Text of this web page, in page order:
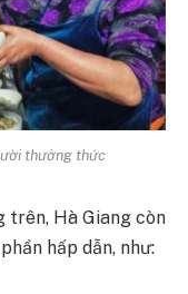
thưởng thức
trên, Hà Giang còn
hấp dẫn, như: